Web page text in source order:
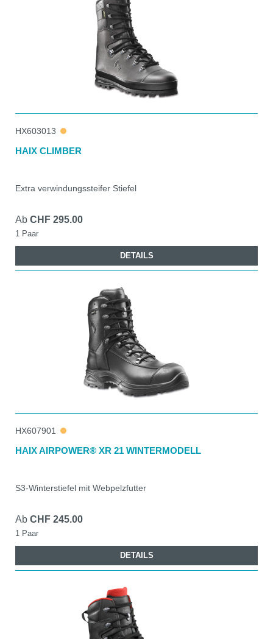
HX603013
HAIX CLIMBER
Extra verwindungssteifer Stiefel
Ab CHF 295.00
1 Paar
DETAILS
HX607901
HAIX AIRPOWER® XR 21 WINTERMODELL
S3-Winterstiefel mit Webpelzfutter
Ab CHF 245.00
1 Paar
DETAILS